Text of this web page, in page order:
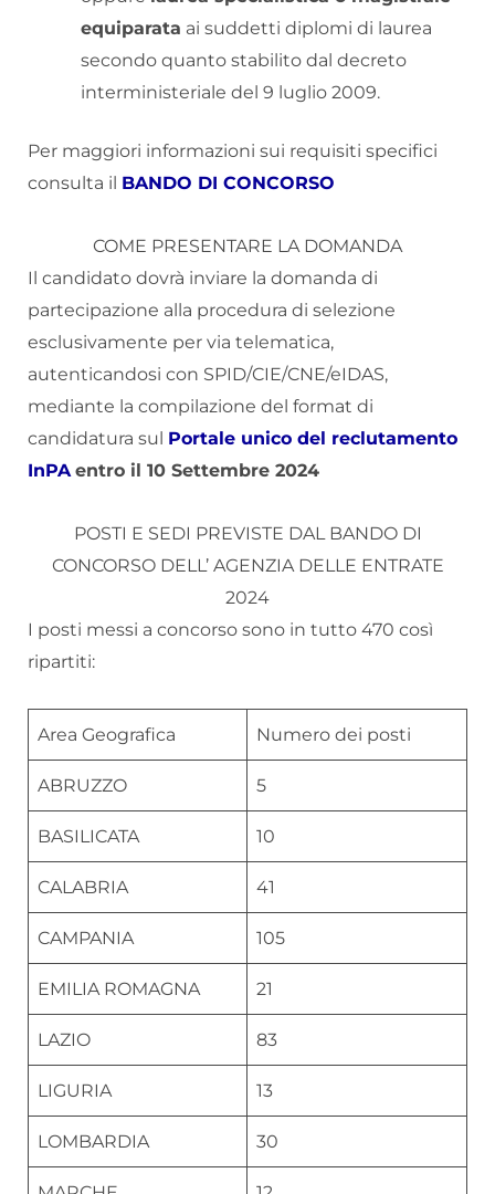
equiparata ai suddetti diplomi di laurea
secondo quanto stabilito dal decreto
interministeriale del 9 luglio 2009.
Per maggiori informazioni sui requisiti specifici
consulta il BANDO DI CONCORSO
COME PRESENTARE LA DOMANDA
Il candidato dovrà inviare la domanda di
partecipazione alla procedura di selezione
esclusivamente per via telematica,
autenticandosi con SPID/CIE/CNE/eIDAS,
mediante la compilazione del format di
candidatura sul Portale unico del reclutamento
InPA entro il 10 Settembre 2024
POSTI E SEDI PREVISTE DAL BANDO DI
CONCORSO DELL’ AGENZIA DELLE ENTRATE
2024
I posti messi a concorso sono in tutto 470 così
ripartiti:
Area Geografica Numero dei posti
ABRUZZO 5
BASILICATA 10
CALABRIA 41
CAMPANIA 105
EMILIA ROMAGNA 21
LAZIO 83
LIGURIA 13
LOMBARDIA 30